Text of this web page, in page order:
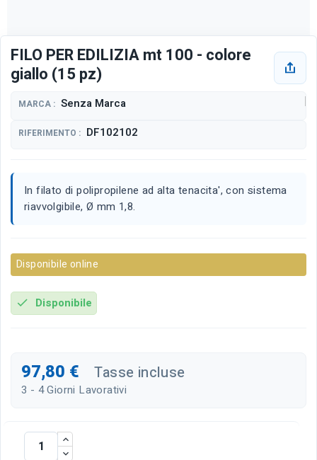
FILO PER EDILIZIA mt 100 - colore
giallo (15 pz)
MARCA : Senza Marca
RIFERIMENTO : DF102102
In filato di polipropilene ad alta tenacita', con sistema
riavvolgibile, Ø mm 1,8.
Disponibile online
check Disponibile
97,80 € Tasse incluse
3 - 4 Giorni Lavorativi